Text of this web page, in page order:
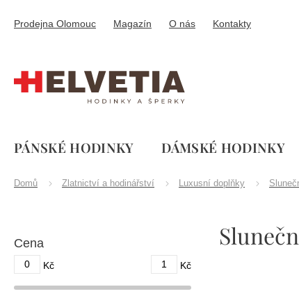
obsah
Prodejna Olomouc Magazín O nás Kontakty
PÁNSKÉ HODINKY DÁMSKÉ HODINKY
Domů Zlatnictví a hodinářství Luxusní doplňky
Cena
0 Kč 1 Kč